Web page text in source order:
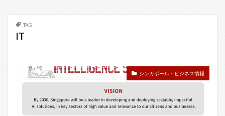
TAG
IT
シンガポール・ビジネス情報